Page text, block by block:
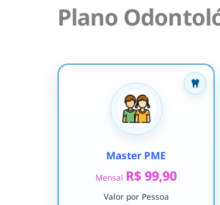
Plano
Master PME
Mensal R$ 99,90
Valor por Pessoa